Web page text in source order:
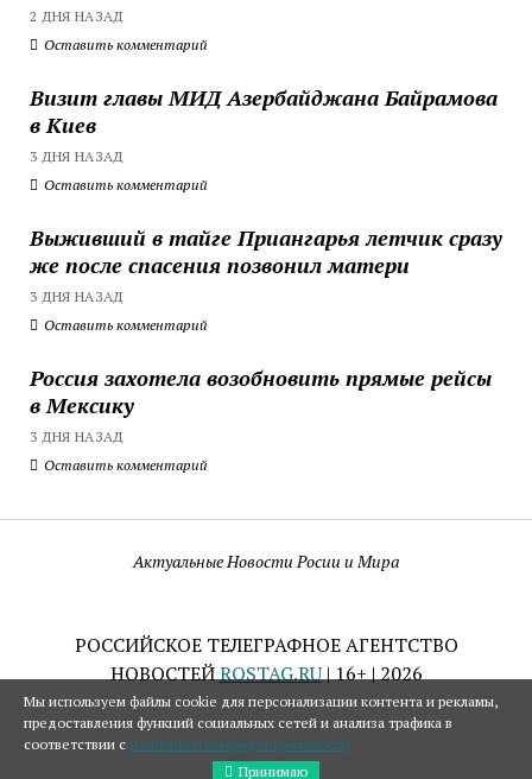
2 ДНЯ НАЗАД
Оставить комментарий
Визит главы МИД Азербайджана Байрамова
в Киев
3 ДНЯ НАЗАД
Оставить комментарий
Выживший в тайге Приангарья летчик сразу
же после спасения позвонил матери
3 ДНЯ НАЗАД
Оставить комментарий
Россия захотела возобновить прямые рейсы
в Мексику
3 ДНЯ НАЗАД
Оставить комментарий
Актуальные Новости Росии и Мира
РОССИЙСКОЕ ТЕЛЕГРАФНОЕ АГЕНТСТВО
НОВОСТЕЙROSTAG.RU| 16+ | 2026
Мы используем файлы cookie для персонализации контента и рекламы,
предоставления функций социальных сетей и анализа трафика в
соответствии с Политикой конфиденциальности
Принимаю